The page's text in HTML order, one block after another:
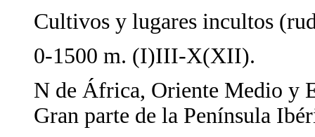
Cultivos y lugares incultos
0-1500 m. (I)III-X(XII).
N de África, Oriente Medio y
Gran parte de la Península